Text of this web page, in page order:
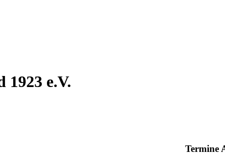
e.V.
Termine